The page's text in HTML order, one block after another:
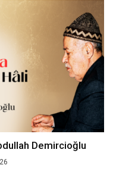
Demircioğlu